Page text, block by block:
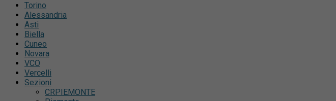
Torino
Alessandria
Asti
Biella
Cuneo
Novara
VCO
Vercelli
Sezioni
CRPIEMONTE